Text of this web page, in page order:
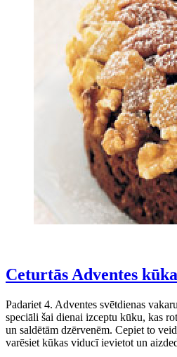
Ceturtās Adventes kūka
Padariet 4. Adventes svētdienas
speciāli šai dienai izceptu kūku, kas
un saldētām dzērvenēm. Cepiet to
varēsiet kūkas viducī ievietot un